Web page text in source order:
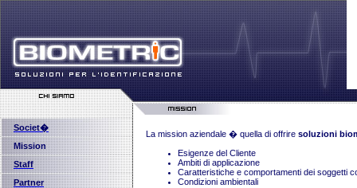
Societ�
Mission
Staff
Partner
La mission aziendale � quella di offriresoluzioni
Esigenze del Cliente
Ambiti di applicazione
Caratteristiche e comportamenti dei soggetti
Condizioni ambientali